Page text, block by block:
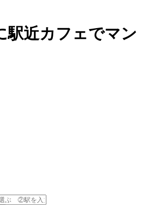
駅近カフェでマン